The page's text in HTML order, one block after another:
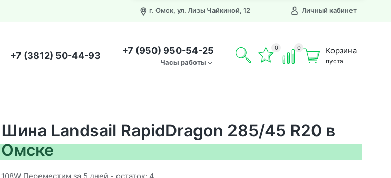
г. Омск, ул. Лизы Чайкиной, 12 Личный кабинет
+7 (3812) 50-44-93 +7 (950) 950-54-25
Часы работы
0 0 Корзина
пуста
Шина Landsail RapidDragon 285/45 R20 в
Омске